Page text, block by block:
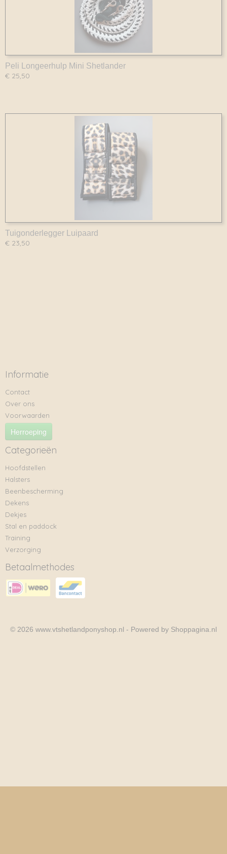
Peli Longeerhulp Mini Shetlander
€ 25,50
Tuigonderlegger Luipaard
€ 23,50
Informatie
Contact
Over ons
Voorwaarden
Herroeping
Categorieën
Hoofdstellen
Halsters
Beenbescherming
Dekens
Dekjes
Stal en paddock
Training
Verzorging
Betaalmethodes
© 2026 www.vtshetlandponyshop.nl - Powered by Shoppagina.nl